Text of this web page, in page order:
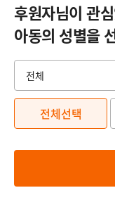
후원자님이 관
아동의 성별을
전체선택